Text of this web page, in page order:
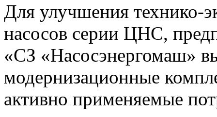
Для улучшения технико-
насосов серии ЦНС,
«СЗ «Насосэнергомаш»
модернизационные
активно применяемые